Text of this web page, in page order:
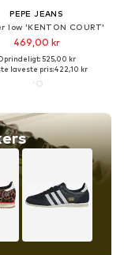
PEPE JEANS
low 'KENTON COURT'
469,00 kr
525,00 kr
laveste pris:422,10 kr